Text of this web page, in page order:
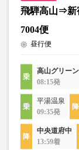
飛騨高山⇒新
7004便
昼行便
高山グリー
08:15発
平湯温泉
09:35発
中央道府中
13:59着